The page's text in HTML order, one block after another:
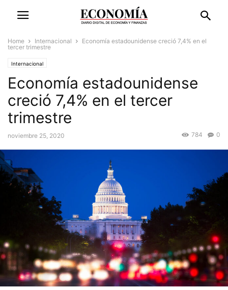
Home Internacional
Economía estadounidense creció 7,4% en el
tercer trimestre
Internacional
Economía estadounidense
creció 7,4% en el tercer
trimestre
noviembre 25, 2020 0
784